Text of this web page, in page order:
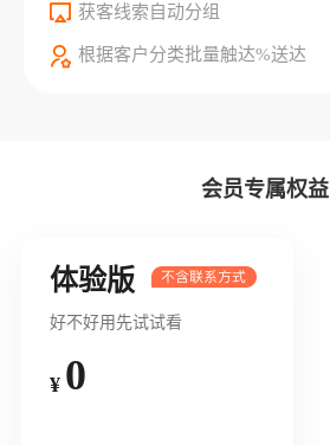
获客线索自动分组
根据客户分类批量触达%送达
会员专属权益
体验版
好不好用先试试看
¥ 0